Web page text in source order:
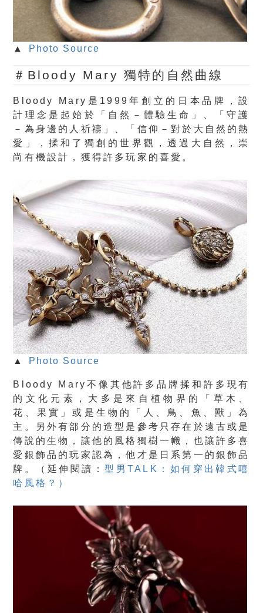
▲ Photo Source
＃Bloody Mary 獨特的自然曲線
Bloody Mary是1999年創立的日本品牌，設
計理念是起始於「
自然－體驗生命」、「守護
－為身邊的人祈禱」、「信仰－對於大自然的熱
愛」，揉和了獨創的世界觀，透過大自然，崇
尚有機設計，獲得許多玩家的喜愛。
▲ Photo Source
Bloody Mary不像其他許多品牌揉和許多現有
的文化元素，大多是 來自植物界的「草木、
花、果實」或是生物的「人、鳥、魚、獸」為
主。另外有部分的造型是參考只存在於遠古或是
傳說的生物，讓他的風格獨樹一幟，也讓許多喜
愛銀飾品的玩家認為，他才是日系第一的銀飾品
牌。（延伸閱讀：型男TALK：如何穿出韓式嘻
哈風格？）